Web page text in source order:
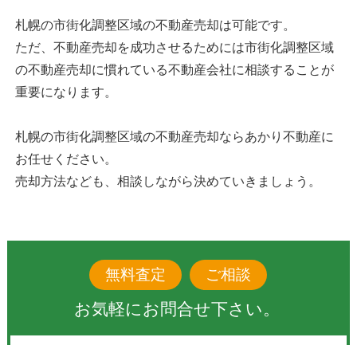
札幌の市街化調整区域の不動産売却は可能です。
ただ、不動産売却を成功させるためには市街化調整区域
の不動産売却に慣れている不動産会社に相談することが
重要になります。
札幌の市街化調整区域の不動産売却ならあかり不動産に
お任せください。
売却方法なども、相談しながら決めていきましょう。
無料査定 ご相談
お気軽にお問合せ下さい。